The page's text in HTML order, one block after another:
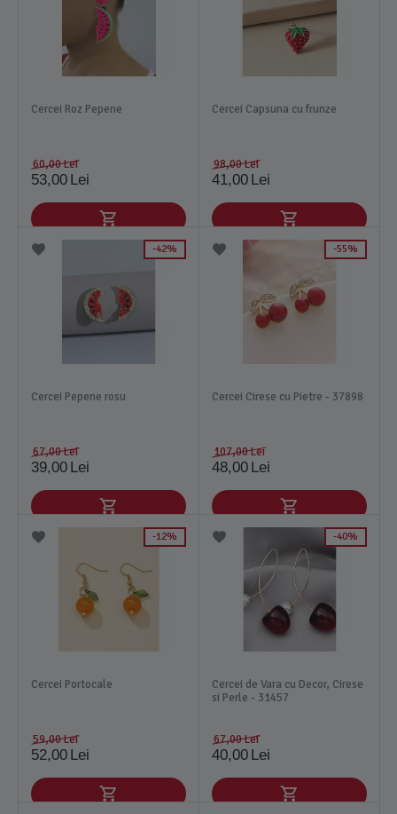
Cercei Roz Pepene
60,00Lei
53,00 Lei
Cercei Capsuna cu frunze
98,00Lei
41,00 Lei
42%
Cercei Pepene rosu
67,00Lei
39,00 Lei
55%
Cercei Cirese cu Pietre - 37898
107,00Lei
48,00 Lei
12%
Cercei Portocale
59,00Lei
52,00 Lei
40%
Cercei de Vara cu Decor, Cirese
si Perle - 31457
67,00Lei
40,00 Lei